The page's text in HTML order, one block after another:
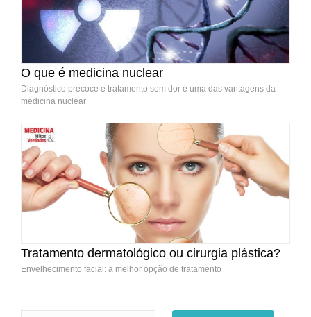
O que é medicina nuclear
Diagnóstico precoce e tratamento sem dor é uma das vantagens da
medicina nuclear
Tratamento dermatológico ou cirurgia plástica?
Envelhecimento facial: a melhor opção de tratamento